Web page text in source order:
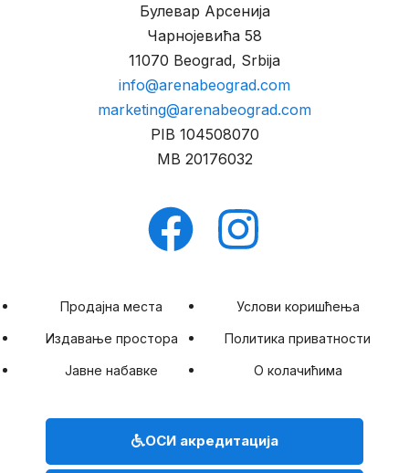
Булевар Арсенија
Чарнојевића 58
11070 Beograd, Srbija
info@arenabeograd.com
marketing@arenabeograd.com
PIB 104508070
MB 20176032
Продајна места
Издавање простора
Јавне набавке
Услови коришћења
Политика приватности
О колачићима
ОСИ акредитација